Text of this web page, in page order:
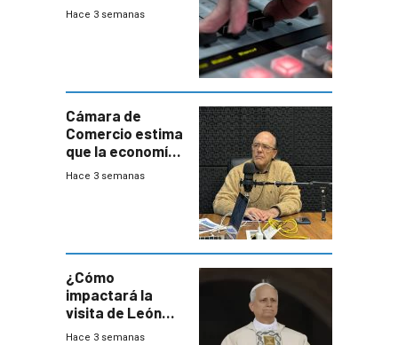
Hace 3 semanas
Cámara de
Comercio estima
que la economía
crecerá 1,6%
Hace 3 semanas
¿Cómo
impactará la
visita de León
XIV a Uruguay?
Hace 3 semanas